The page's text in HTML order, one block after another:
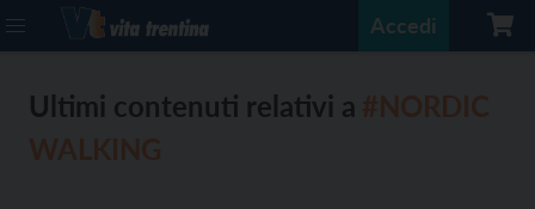
Accedi
Ultimi contenuti relativi a